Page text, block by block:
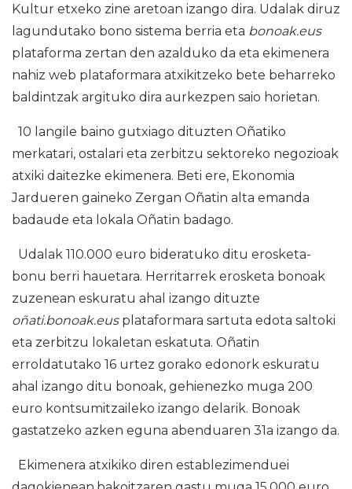
Kultur etxeko zine aretoan izango dira. Udalak diruz
lagundutako bono sistema berria eta bonoak.eus
plataforma zertan den azalduko da eta ekimenera
nahiz web plataformara atxikitzeko bete beharreko
baldintzak argituko dira aurkezpen saio horietan.
10 langile baino gutxiago dituzten Oñatiko
merkatari, ostalari eta zerbitzu sektoreko negozioak
atxiki daitezke ekimenera. Beti ere, Ekonomia
Jardueren gaineko Zergan Oñatin alta emanda
badaude eta lokala Oñatin badago.
Udalak 110.000 euro bideratuko ditu erosketa-
bonu berri hauetara. Herritarrek erosketa bonoak
zuzenean eskuratu ahal izango dituzte
oñati.bonoak.eusplataformara sartuta edota saltoki
eta zerbitzu lokaletan eskatuta. Oñatin
erroldatutako 16 urtez gorako edonork eskuratu
ahal izango ditu bonoak, gehienezko muga 200
euro kontsumitzaileko izango delarik. Bonoak
gastatzeko azken eguna abenduaren 31a izango da.
Ekimenera atxikiko diren establezimenduei